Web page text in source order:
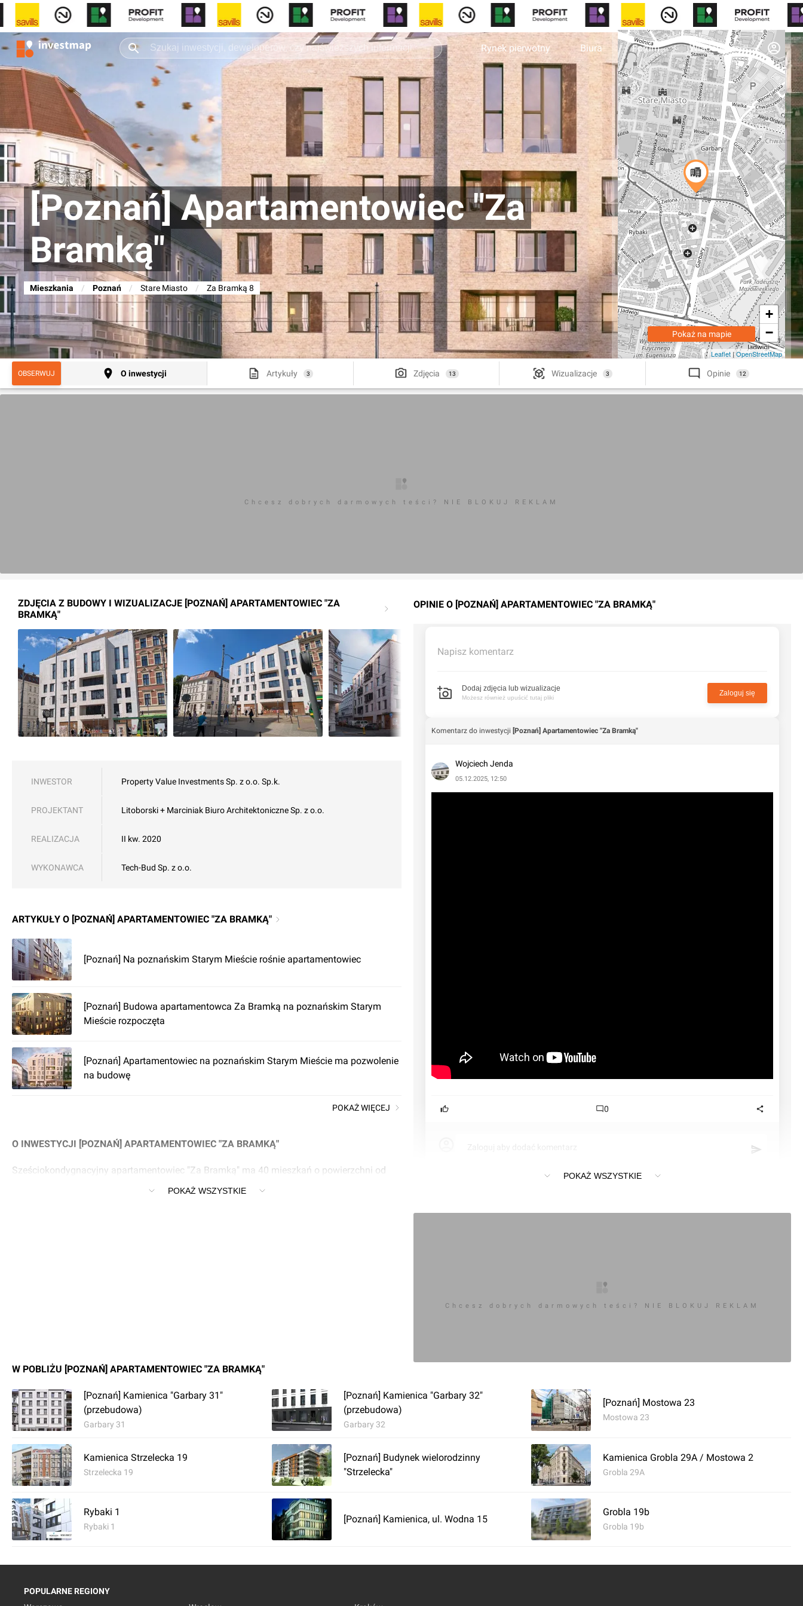
Rynek pierwotny Biura Forum Wiadomości
[Poznań] Apartamentowiec "Za
Bramką"
Mieszkania / Poznań / Stare Miasto / Za Bramką 8
+
−
Leaflet |OpenStreetMap
Pokaż na mapie
OBSERWUJ O inwestycji Artykuły 3 Zdjęcia 13 Wizualizacje 3 Opinie 12
Chcesz dobrych darmowych teści? NIE BLOKUJ REKLAM
ZDJĘCIA Z BUDOWY I WIZUALIZACJE [POZNAŃ] APARTAMENTOWIEC "ZA
BRAMKĄ"
INWESTOR Property Value Investments Sp. z o.o. Sp.k.
PROJEKTANT Litoborski + Marciniak Biuro Architektoniczne Sp. z o.o.
REALIZACJA II kw. 2020
WYKONAWCA Tech-Bud Sp. z o.o.
ARTYKUŁY O [POZNAŃ] APARTAMENTOWIEC "ZA BRAMKĄ"
[Poznań] Na poznańskim Starym Mieście rośnie apartamentowiec
[Poznań] Budowa apartamentowca Za Bramką na poznańskim Starym
Mieście rozpoczęta
[Poznań] Apartamentowiec na poznańskim Starym Mieście ma pozwolenie
na budowę
POKAŻ WIĘCEJ
O INWESTYCJI [POZNAŃ] APARTAMENTOWIEC "ZA BRAMKĄ"
Sześciokondygnacyjny apartamentowiec "Za Bramką" ma 40 mieszkań o powierzchni od
POKAŻ WSZYSTKIE
OPINIE O [POZNAŃ] APARTAMENTOWIEC "ZA BRAMKĄ"
Napisz komentarz
Dodaj zdjęcia lub wizualizacje
Możesz również upuścić tutaj pliki
Zaloguj się
Komentarz do inwestycji [Poznań] Apartamentowiec "Za Bramką"
Wojciech Jenda
05.12.2025, 12:50
0
Zaloguj aby dodać komentarz
Komentarz do inwestycji [Poznań] Apartamentowiec "Za Bramką"
POKAŻ WSZYSTKIE
Chcesz dobrych darmowych teści? NIE BLOKUJ REKLAM
W POBLIŻU [POZNAŃ] APARTAMENTOWIEC "ZA BRAMKĄ"
[Poznań] Kamienica "Garbary 31"
(przebudowa)
Garbary 31
[Poznań] Kamienica "Garbary 32"
(przebudowa)
Garbary 32
[Poznań] Mostowa 23
Mostowa 23
Kamienica Strzelecka 19
Strzelecka 19
[Poznań] Budynek wielorodzinny
"Strzelecka"
Kamienica Grobla 29A / Mostowa 2
Grobla 29A
Rybaki 1
Rybaki 1
[Poznań] Kamienica, ul. Wodna 15
Grobla 19b
Grobla 19b
POPULARNE REGIONY